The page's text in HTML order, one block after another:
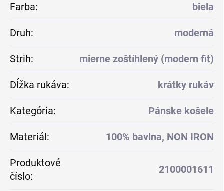
Farba: biela
Druh: moderná
Strih: mierne zoštíhlený (modern fit)
Dĺžka rukáva: krátky rukáv
Kategória: Pánske košele
Materiál: 100% bavlna, NON IRON
Produktové
číslo:
2100001611